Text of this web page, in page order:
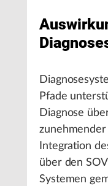
Pfade
Diagnose
Integration
über den
Systemen